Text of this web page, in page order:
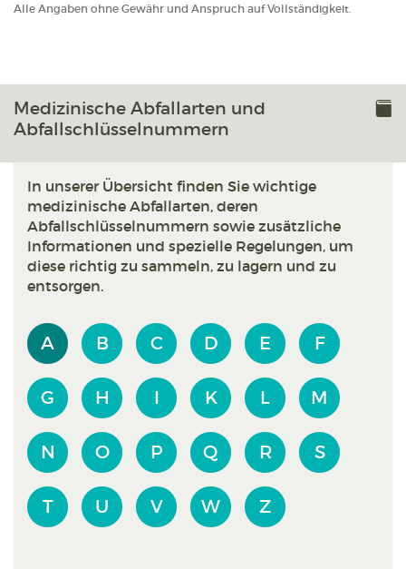
Alle Angaben ohne Gewähr und Anspruch auf Vollständigkeit.
Medizinische Abfallarten und
Abfallschlüsselnummern
In unserer Übersicht finden Sie wichtige
medizinische Abfallarten, deren
Abfallschlüsselnummern sowie zusätzliche
Informationen und spezielle Regelungen, um
diese richtig zu sammeln, zu lagern und zu
entsorgen.
A B C D E F
G H I K L M
N O P Q R S
T U V W Z